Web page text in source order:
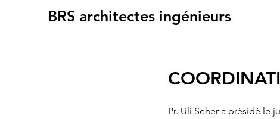
BRS architectes ingénieurs
Pr. Uli Seher a présidé le